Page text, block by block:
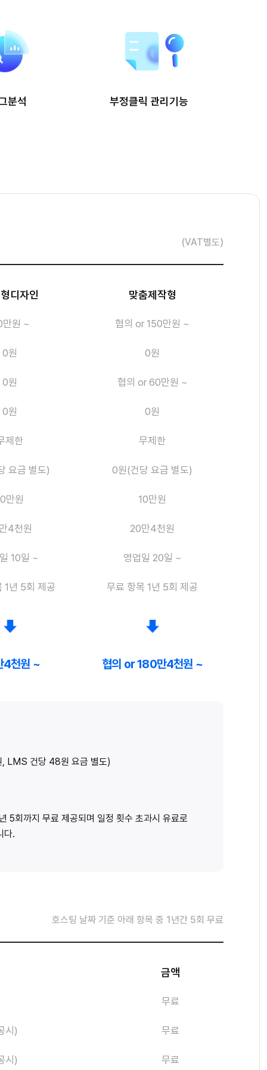
분석 부정클릭 관리기능
(VAT별도)
디자인 맞춤제작형
원 ~ 협의 or 150만원 ~
0원 0원
0원 협의 or 60만원 ~
0원 0원
제한 무제한
요금 별도) 0원(건당 요금 별도)
만원 10만원
4천원 20만4천원
10일 ~ 영업일 20일 ~
1년 5회 제공 무료 항목 1년 5회 제공
천원 ~ 협의 or 180만4천원 ~
, LMS 건당 48원 요금 별도)
5회까지 무료 제공되며 일정 횟수 초과시 유료로
다.
호스팅 날짜 기준 아래 항목 중 1년간 5회 무료
금액
무료
시) 무료
시) 무료